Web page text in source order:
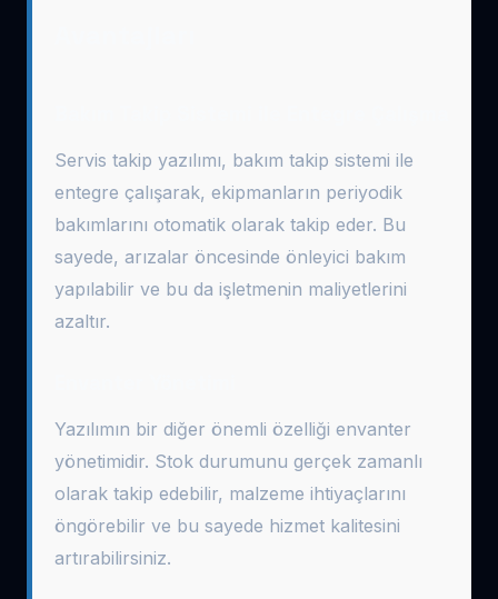
Servis takip yazılımı, bakım takip sistemi ile
entegre çalışarak, ekipmanların periyodik
bakımlarını otomatik olarak takip eder. Bu
sayede, arızalar öncesinde önleyici bakım
yapılabilir ve bu da işletmenin maliyetlerini
azaltır.
Yazılımın bir diğer önemli özelliği envanter
yönetimidir. Stok durumunu gerçek zamanlı
olarak takip edebilir, malzeme ihtiyaçlarını
öngörebilir ve bu sayede hizmet kalitesini
artırabilirsiniz.